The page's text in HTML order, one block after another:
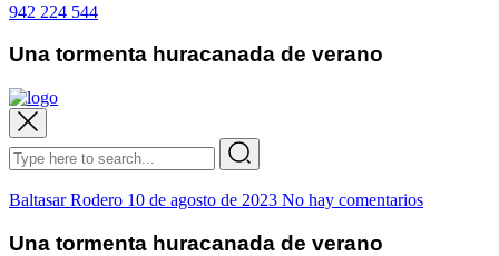
942 224 544
Una tormenta huracanada de verano
Baltasar Rodero 10 de agosto de 2023 No hay comentarios
Una tormenta huracanada de verano